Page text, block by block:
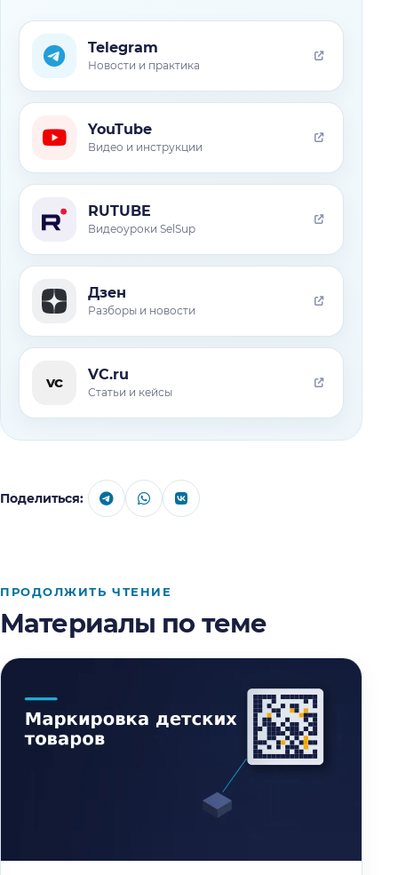
Telegram
Новости и практика
YouTube
Видео и инструкции
RUTUBE
Видеоуроки SelSup
Дзен
Разборы и новости
vc VC.ru
Статьи и кейсы
Поделиться:
ПРОДОЛЖИТЬ ЧТЕНИЕ
Материалы по теме